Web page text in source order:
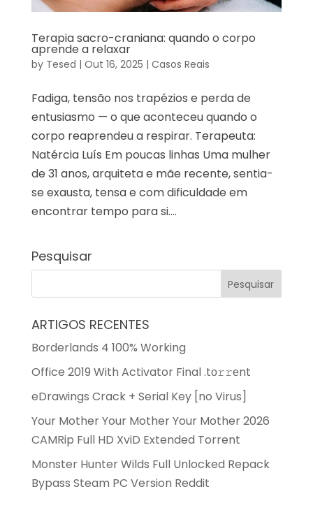
Terapia sacro-craniana: quando o corpo
aprende a relaxar
by Tesed | Out 16, 2025 | Casos Reais
Fadiga, tensão nos trapézios e perda de
entusiasmo — o que aconteceu quando o
corpo reaprendeu a respirar. Terapeuta:
Natércia Luís Em poucas linhas Uma mulher
de 31 anos, arquiteta e mãe recente, sentia-
se exausta, tensa e com dificuldade em
encontrar tempo para si....
Pesquisar
ARTIGOS RECENTES
Borderlands 4 100% Working
Office 2019 With Activator Final .tо𝚛𝚛еnt
eDrawings Crack + Serial Key [no Virus]
Your Mother Your Mother Your Mother 2026
CAMRip Full HD XviD Extended Torrent
Monster Hunter Wilds Full Unlocked Repack
Bypass Steam PC Version Reddit